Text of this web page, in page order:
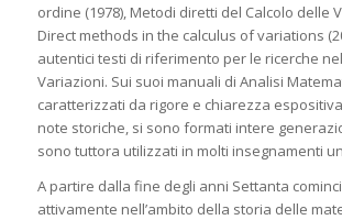
ordine (1978), Metodi diretti del Calcolo delle
Direct methods in the calculus of variations
autentici testi di riferimento per le ricerche
Variazioni. Sui suoi manuali di Analisi
caratterizzati da rigore e chiarezza
note storiche, si sono formati intere
sono tuttora utilizzati in molti insegnamenti
A partire dalla fine degli anni Settanta
attivamente nell’ambito della storia delle